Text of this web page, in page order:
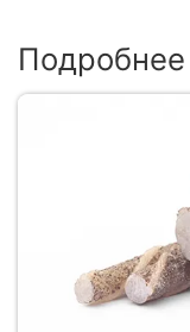
Подробнее